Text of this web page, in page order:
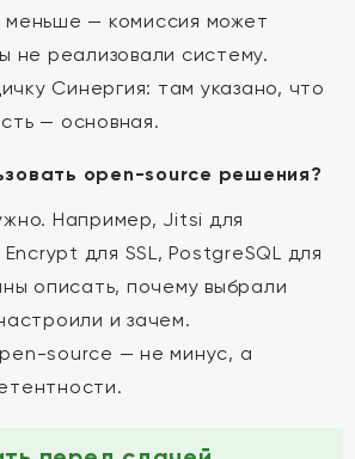
— комиссия может
не реализовали систему.
Синергия: там указано, что
— основная.
open-source решения?
Например, Jitsi для
Encrypt для SSL, PostgreSQL для
описать, почему выбрали
и зачем.
source — не минус, а